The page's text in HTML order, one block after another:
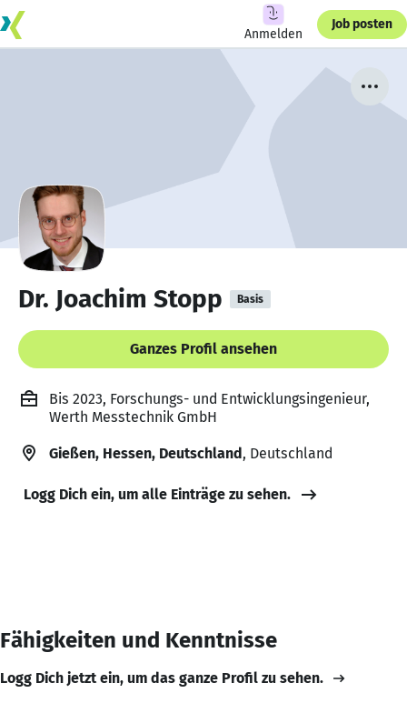
Anmelden
Job posten
Dr. Joachim Stopp Basis
Ganzes Profil ansehen
Bis 2023, Forschungs- und Entwicklungsingenieur,
Werth Messtechnik GmbH
Gießen, Hessen, Deutschland, Deutschland
Logg Dich ein, um alle Einträge zu sehen.
Fähigkeiten und Kenntnisse
Logg Dich jetzt ein, um das ganze Profil zu sehen.